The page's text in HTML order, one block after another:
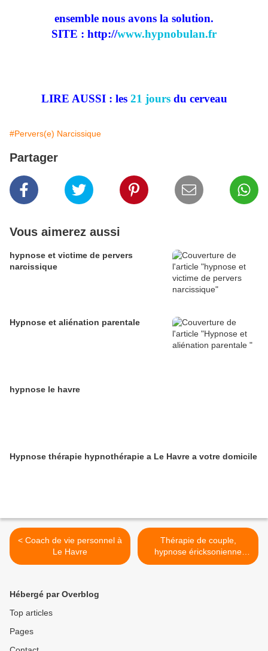
ensemble nous avons la solution.
SITE : http://www.hypnobulan.fr
LIRE AUSSI : les 21 joursdu cerveau
#Pervers(e) Narcissique
Partager
Vous aimerez aussi
hypnose et victime de pervers
narcissique
Hypnose et aliénation parentale
hypnose le havre
Hypnose thérapie hypnothérapie a Le Havre a votre domicile
< Coach de vie personnel à
Le Havre
Thérapie de couple,
hypnose éricksonienne
avec un spécialiste. >
Hébergé par Overblog
Top articles
Pages